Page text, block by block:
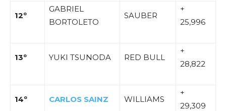
12º
GABRIEL
BORTOLETO
SAUBER
+
25,996
13º YUKI TSUNODA RED BULL
+
28,822
14º CARLOS SAINZ WILLIAMS
+
29,309